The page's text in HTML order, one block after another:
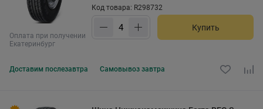
Оплата при получении
Екатеринбург
Код товара: R298732
Купить
Доставим послезавтра Самовывоз завтра